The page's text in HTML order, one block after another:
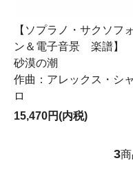
【ソプラノ・サクソフ
ン＆電子音景 楽譜】
砂漠の潮
作曲：アレックス・シ
ロ
15,470円(内税)
3商